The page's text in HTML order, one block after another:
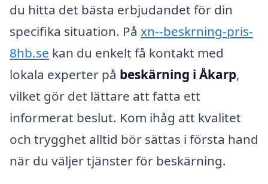
du hitta det bästa erbjudandet för din
specifika situation. På xn--beskrning-pris-
8hb.se kan du enkelt få kontakt med
lokala experter på beskärning i Åkarp,
vilket gör det lättare att fatta ett
informerat beslut. Kom ihåg att kvalitet
och trygghet alltid bör sättas i första hand
när du väljer tjänster för beskärning.